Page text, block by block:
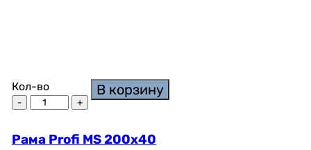
Кол-во В корзину
Рама Profi MS 200х40